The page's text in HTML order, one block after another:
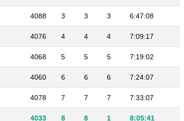
4088 3 3 3 6:47:08
4076 4 4 4 7:09:17
4068 5 5 5 7:19:02
4060 6 6 6 7:24:07
4078 7 7 7 7:33:07
4033 8 8 1 8:05:41